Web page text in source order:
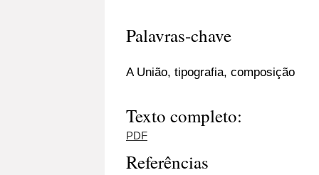
Palavras-chave
A União, tipografia, composição
Texto completo:
PDF
Referências